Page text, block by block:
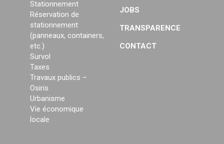
Stationnement
Réservation de
stationnement
(panneaux, containers,
etc.)
Survol
Taxes
Travaux publics –
Osiris
Urbanisme
Vie économique
locale
JOBS
TRANSPARENCE
CONTACT